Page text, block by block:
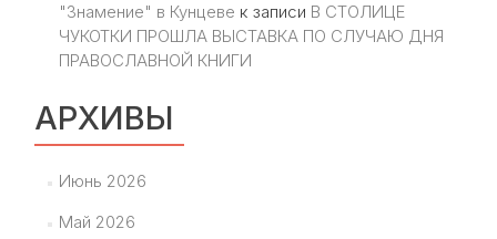
"Знамение" в Кунцеве к записи В СТОЛИЦЕ
ЧУКОТКИ ПРОШЛА ВЫСТАВКА ПО СЛУЧАЮ ДНЯ
ПРАВОСЛАВНОЙ КНИГИ
АРХИВЫ
Июнь 2026
Май 2026